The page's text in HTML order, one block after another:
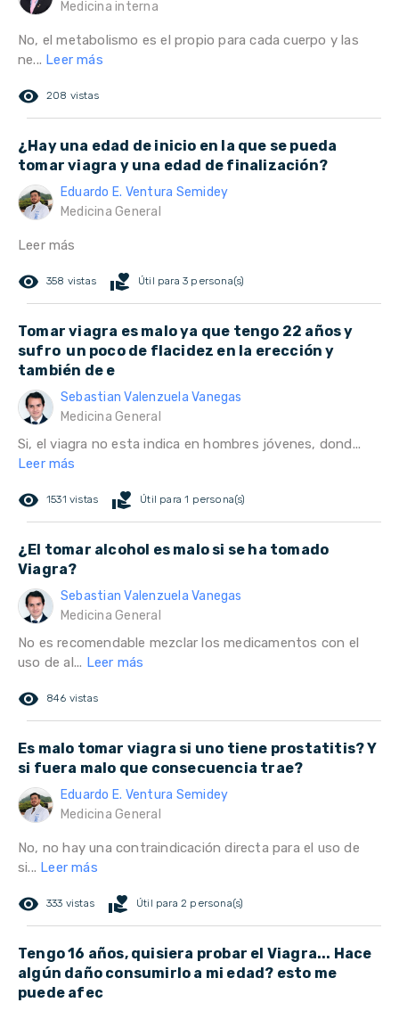
Medicina interna
No, el metabolismo es el propio para cada cuerpo y las
ne... Leer más
remove_red_eye 208 vistas
¿Hay una edad de inicio en la que se pueda
tomar viagra y una edad de finalización?
Eduardo E. Ventura Semidey
Medicina General
Leer más
remove_red_eye 358 vistas volunteer_activism Útil para 3 persona(s)
Tomar viagra es malo ya que tengo 22 años y
sufro un poco de flacidez en la erección y
también de e
Sebastian Valenzuela Vanegas
Medicina General
Si, el viagra no esta indica en hombres jóvenes, dond...
Leer más
remove_red_eye 1531 vistas volunteer_activism Útil para 1 persona(s)
¿El tomar alcohol es malo si se ha tomado
Viagra?
Sebastian Valenzuela Vanegas
Medicina General
No es recomendable mezclar los medicamentos con el
uso de al... Leer más
remove_red_eye 846 vistas
Es malo tomar viagra si uno tiene prostatitis? Y
si fuera malo que consecuencia trae?
Eduardo E. Ventura Semidey
Medicina General
No, no hay una contraindicación directa para el uso de
si... Leer más
remove_red_eye 333 vistas volunteer_activism Útil para 2 persona(s)
Tengo 16 años, quisiera probar el Viagra... Hace
algún daño consumirlo a mi edad? esto me
puede afec